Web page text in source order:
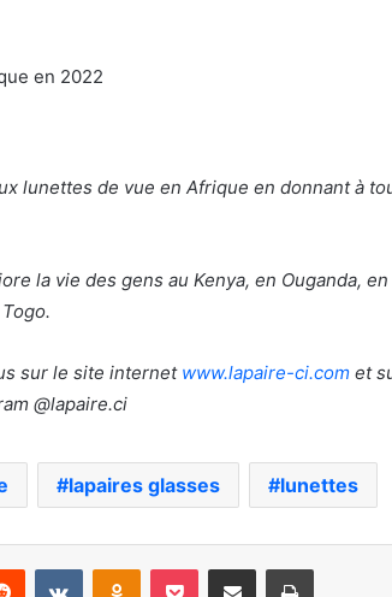
lunettes de vue en Afrique en donnant à
la vie des gens au Kenya, en Ouganda,
sur le site internet www.lapaire-ci.com et
@lapaire.ci
lapaires glasses lunettes
Reddit VKontakteOdnoklassniki
Pocket Partager par email Imprimer